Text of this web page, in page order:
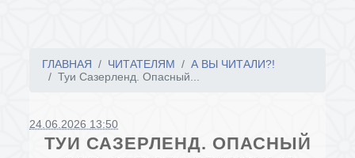
ГЛАВНАЯ ЧИТАТЕЛЯМ
А ВЫ ЧИТАЛИ?!
Туи Сазерленд. Опасный...
24.06.2026 13:50
ТУИ САЗЕРЛЕНД. ОПАСНЫЙ